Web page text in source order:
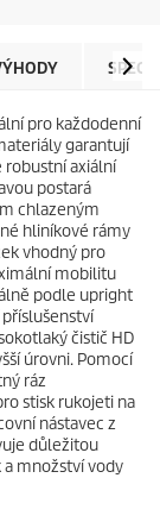
pro každodenní
garantují
robustní axiální
postará
chlazeným
hliníkové rámy
vhodný pro
mobilitu
podle upright
čistič HD
úrovni. Pomocí
ráz
stisk rukojeti na
nástavec z
důležitou
a množství vody